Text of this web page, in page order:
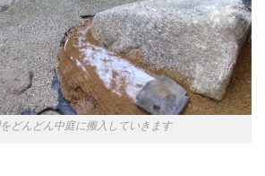
どんどん中庭に搬入していきます